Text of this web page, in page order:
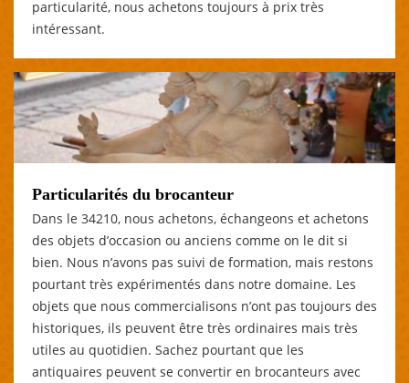
particularité, nous achetons toujours à prix très
intéressant.
Particularités du brocanteur
Dans le 34210, nous achetons, échangeons et achetons
des objets d’occasion ou anciens comme on le dit si
bien. Nous n’avons pas suivi de formation, mais restons
pourtant très expérimentés dans notre domaine. Les
objets que nous commercialisons n’ont pas toujours des
historiques, ils peuvent être très ordinaires mais très
utiles au quotidien. Sachez pourtant que les
antiquaires peuvent se convertir en brocanteurs avec